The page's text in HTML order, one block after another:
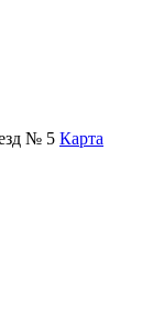
№ 5 Карта